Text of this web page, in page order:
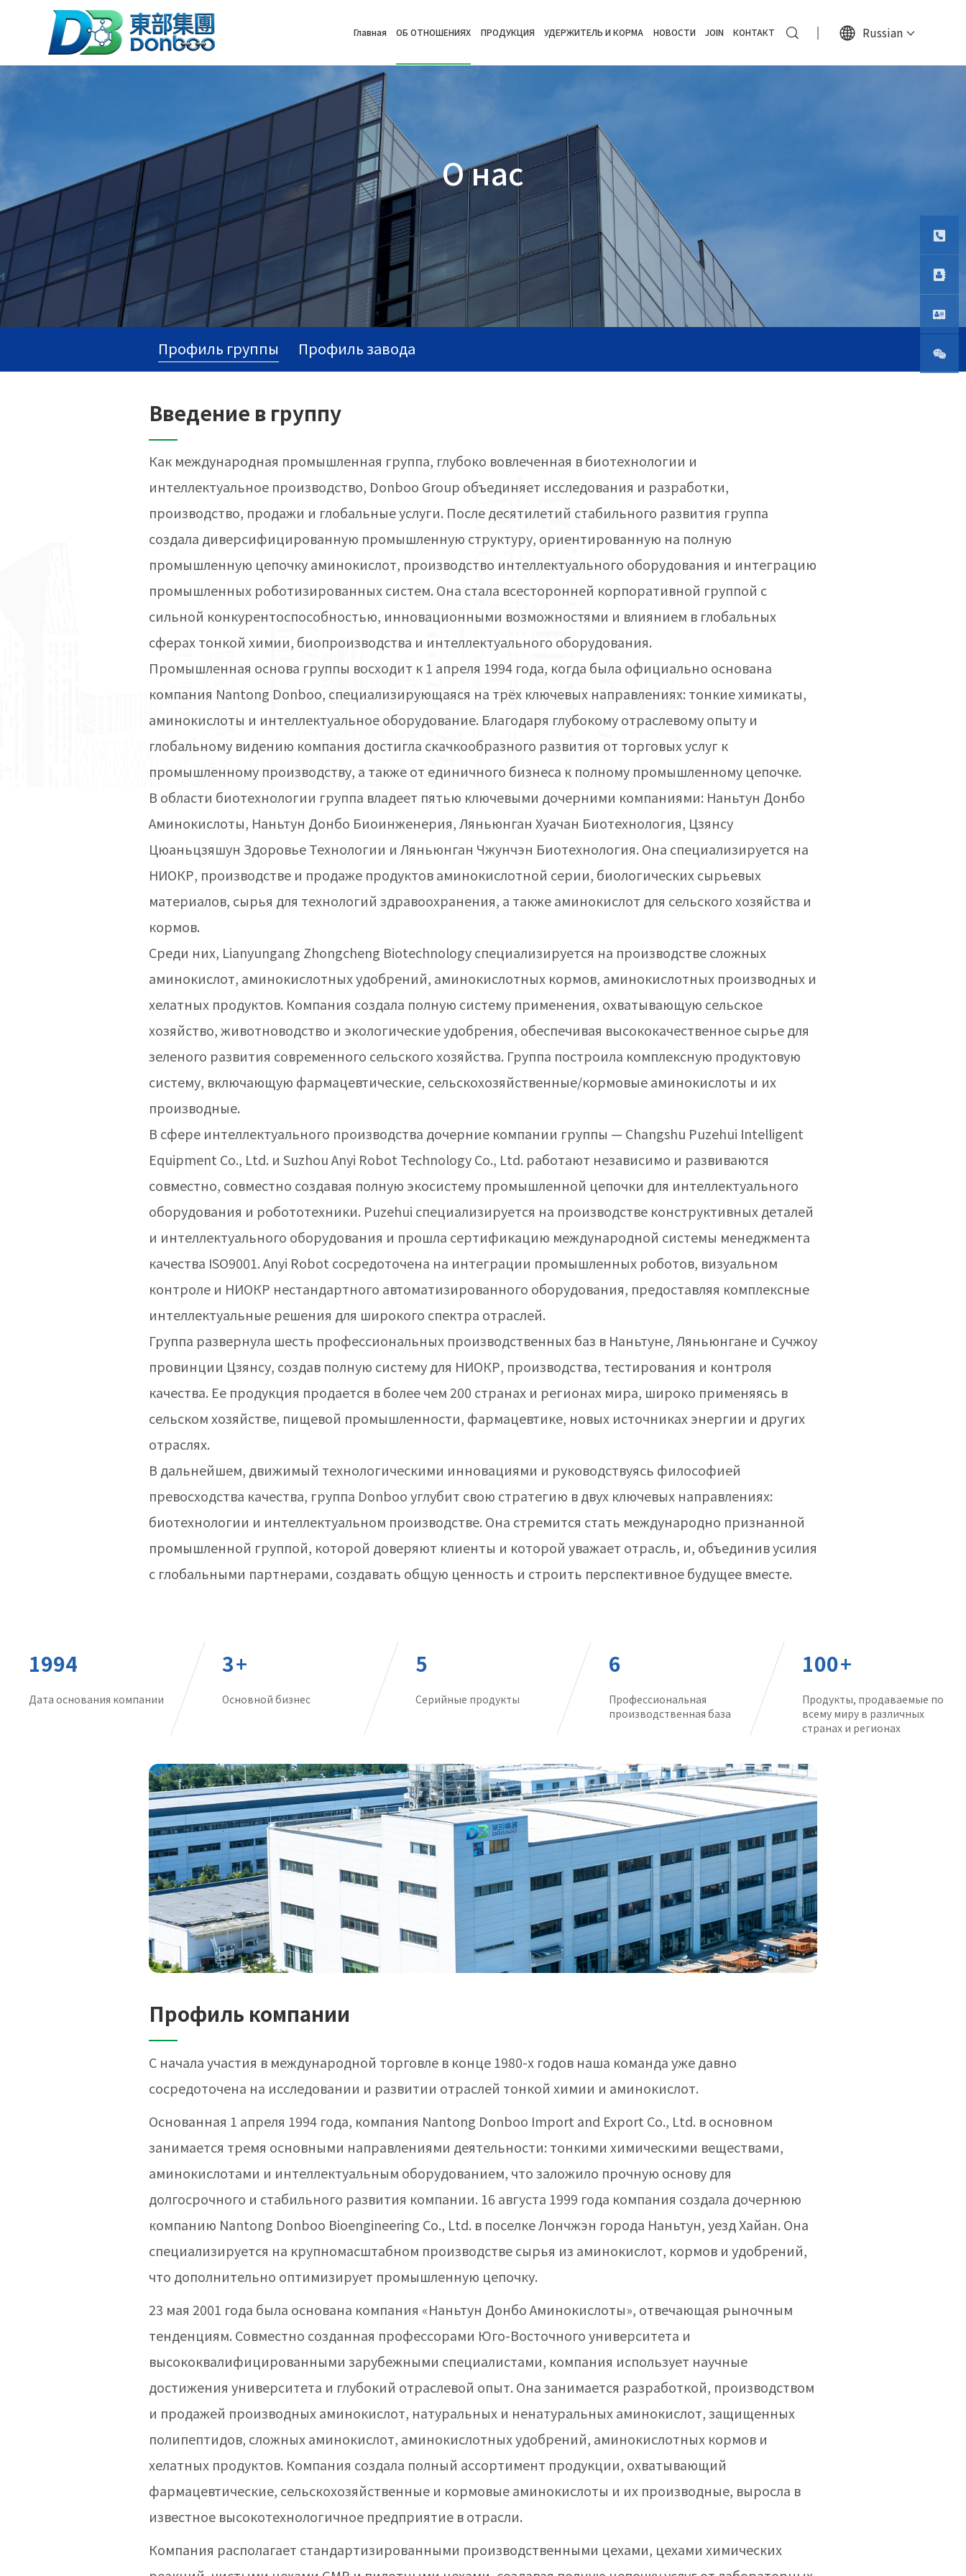
Главная ОБ ОТНОШЕНИЯХ ПРОДУКЦИЯ УДЕРЖИТЕЛЬ И КОРМА НОВОСТИ JOIN КОНТАКТ Russian
О нас
Профиль группы Профиль завода
Введение в группу
Как международная промышленная группа, глубоко вовлеченная в биотехнологии и
интеллектуальное производство, Donboo Group объединяет исследования и разработки,
производство, продажи и глобальные услуги. После десятилетий стабильного развития группа
создала диверсифицированную промышленную структуру, ориентированную на полную
промышленную цепочку аминокислот, производство интеллектуального оборудования и интеграцию
промышленных роботизированных систем. Она стала всесторонней корпоративной группой с
сильной конкурентоспособностью, инновационными возможностями и влиянием в глобальных
сферах тонкой химии, биопроизводства и интеллектуального оборудования.
Промышленная основа группы восходит к 1 апреля 1994 года, когда была официально основана
компания Nantong Donboo, специализирующаяся на трёх ключевых направлениях: тонкие химикаты,
аминокислоты и интеллектуальное оборудование. Благодаря глубокому отраслевому опыту и
глобальному видению компания достигла скачкообразного развития от торговых услуг к
промышленному производству, а также от единичного бизнеса к полному промышленному цепочке.
В области биотехнологии группа владеет пятью ключевыми дочерними компаниями: Наньтун Донбо
Аминокислоты, Наньтун Донбо Биоинженерия, Ляньюнган Хуачан Биотехнология, Цзянсу
Цюаньцзяшун Здоровье Технологии и Ляньюнган Чжунчэн Биотехнология. Она специализируется на
НИОКР, производстве и продаже продуктов аминокислотной серии, биологических сырьевых
материалов, сырья для технологий здравоохранения, а также аминокислот для сельского хозяйства и
кормов.
Среди них, Lianyungang Zhongcheng Biotechnology специализируется на производстве сложных
аминокислот, аминокислотных удобрений, аминокислотных кормов, аминокислотных производных и
хелатных продуктов. Компания создала полную систему применения, охватывающую сельское
хозяйство, животноводство и экологические удобрения, обеспечивая высококачественное сырье для
зеленого развития современного сельского хозяйства. Группа построила комплексную продуктовую
систему, включающую фармацевтические, сельскохозяйственные/кормовые аминокислоты и их
производные.
В сфере интеллектуального производства дочерние компании группы — Changshu Puzehui Intelligent
Equipment Co., Ltd. и Suzhou Anyi Robot Technology Co., Ltd. работают независимо и развиваются
совместно, совместно создавая полную экосистему промышленной цепочки для интеллектуального
оборудования и робототехники. Puzehui специализируется на производстве конструктивных деталей
и интеллектуального оборудования и прошла сертификацию международной системы менеджмента
качества ISO9001. Anyi Robot сосредоточена на интеграции промышленных роботов, визуальном
контроле и НИОКР нестандартного автоматизированного оборудования, предоставляя комплексные
интеллектуальные решения для широкого спектра отраслей.
Группа развернула шесть профессиональных производственных баз в Наньтуне, Ляньюнгане и Сучжоу
провинции Цзянсу, создав полную систему для НИОКР, производства, тестирования и контроля
качества. Ее продукция продается в более чем 200 странах и регионах мира, широко применяясь в
сельском хозяйстве, пищевой промышленности, фармацевтике, новых источниках энергии и других
отраслях.
В дальнейшем, движимый технологическими инновациями и руководствуясь философией
превосходства качества, группа Donboo углубит свою стратегию в двух ключевых направлениях:
биотехнологии и интеллектуальном производстве. Она стремится стать международно признанной
промышленной группой, которой доверяют клиенты и которой уважает отрасль, и, объединив усилия
с глобальными партнерами, создавать общую ценность и строить перспективное будущее вместе.
1994
Дата основания компании
3+
Основной бизнес
5
Серийные продукты
6
Профессиональная
производственная база
100+
Продукты, продаваемые по
всему миру в различных
странах и регионах
Профиль компании
С начала участия в международной торговле в конце 1980-х годов наша команда уже давно
сосредоточена на исследовании и развитии отраслей тонкой химии и аминокислот.
Основанная 1 апреля 1994 года, компания Nantong Donboo Import and Export Co., Ltd. в основном
занимается тремя основными направлениями деятельности: тонкими химическими веществами,
аминокислотами и интеллектуальным оборудованием, что заложило прочную основу для
долгосрочного и стабильного развития компании. 16 августа 1999 года компания создала дочернюю
компанию Nantong Donboo Bioengineering Co., Ltd. в поселке Лончжэн города Наньтун, уезд Хайан. Она
специализируется на крупномасштабном производстве сырья из аминокислот, кормов и удобрений,
что дополнительно оптимизирует промышленную цепочку.
23 мая 2001 года была основана компания «Наньтун Донбо Аминокислоты», отвечающая рыночным
тенденциям. Совместно созданная профессорами Юго-Восточного университета и
высококвалифицированными зарубежными специалистами, компания использует научные
достижения университета и глубокий отраслевой опыт. Она занимается разработкой, производством
и продажей производных аминокислот, натуральных и ненатуральных аминокислот, защищенных
полипептидов, сложных аминокислот, аминокислотных удобрений, аминокислотных кормов и
хелатных продуктов. Компания создала полный ассортимент продукции, охватывающий
фармацевтические, сельскохозяйственные и кормовые аминокислоты и их производные, выросла в
известное высокотехнологичное предприятие в отрасли.
Компания располагает стандартизированными производственными цехами, цехами химических
Тел
Телефо
н
Телефо